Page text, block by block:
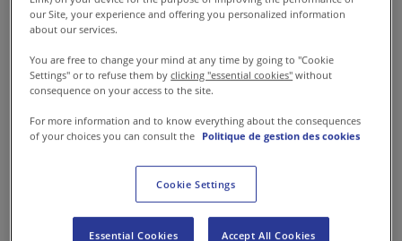
Les fonctions supports & managériales
chacun contribue à créer les conditions qui font
communication, juridique, opérations et ventes :
Ces expertises structurent, accompagnent et
our Site, your experience and offering you personalized information
about our services.
You are free to change your mind at any time by going to "Cookie
Settings" or to refuse them byclicking "essential cookies" without
consequence on your access to the site.
For more information and to know everything about the consequences
of your choices you can consult the Politique de gestion des cookies
Cookie Settings
Essential Cookies Accept All Cookies